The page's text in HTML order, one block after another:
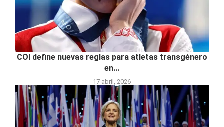
COI define nuevas reglas para atletas transgénero
en...
17 abril, 2026